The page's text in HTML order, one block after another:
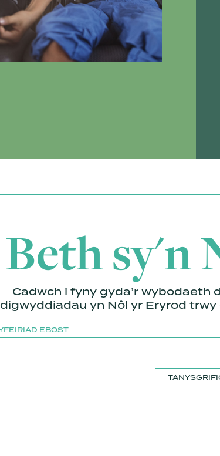
Beth sy'n
Cadwch i fyny gyda’r wybodaeth
digwyddiadau yn Nôl yr Eryrod